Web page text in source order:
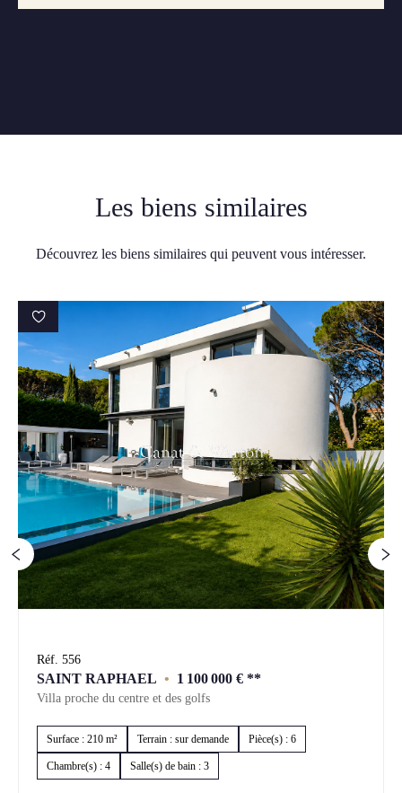
Les biens similaires
Découvrez les biens similaires qui peuvent vous intéresser.
Réf. 556
SAINT RAPHAEL • 1 100 000 € **
Villa proche du centre et des golfs
Surface : 210 m² Terrain : sur demande Pièce(s) : 6
Chambre(s) : 4 Salle(s) de bain : 3